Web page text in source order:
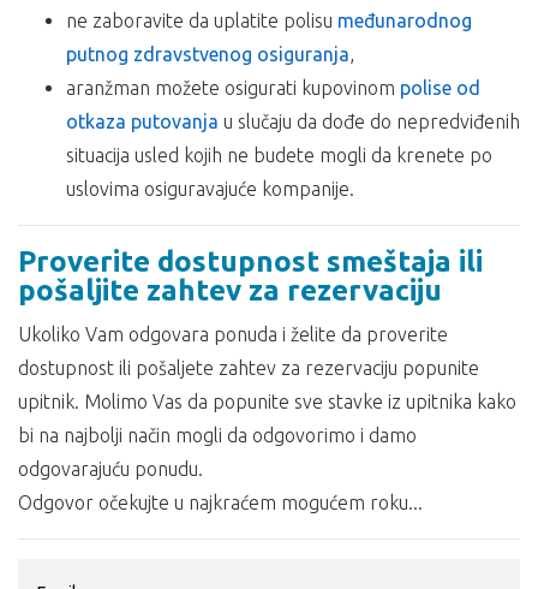
ne zaboravite da uplatite polisu međunarodnog
putnog zdravstvenog osiguranja,
aranžman možete osigurati kupovinom polise od
otkaza putovanja u slučaju da dođe do nepredviđenih
situacija usled kojih ne budete mogli da krenete po
uslovima osiguravajuće kompanije.
Proverite dostupnost smeštaja ili
pošaljite zahtev za rezervaciju
Ukoliko Vam odgovara ponuda i želite da proverite
dostupnost ili pošaljete zahtev za rezervaciju popunite
upitnik. Molimo Vas da popunite sve stavke iz upitnika kako
bi na najbolji način mogli da odgovorimo i damo
odgovarajuću ponudu.
Odgovor očekujte u najkraćem mogućem roku...